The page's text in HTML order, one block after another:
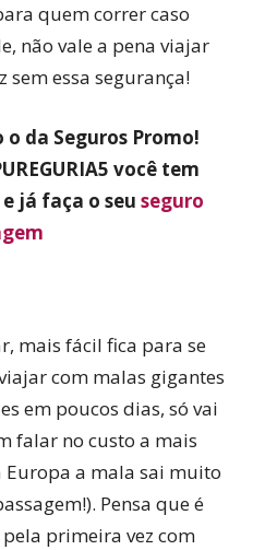
quem correr caso
não vale a pena viajar
essa segurança!
o da Seguros Promo!
você tem
já faça o seu seguro
mais fácil fica para se
com malas gigantes
em poucos dias, só vai
falar no custo a mais
Europa a mala sai muito
Pensa que é
primeira vez com